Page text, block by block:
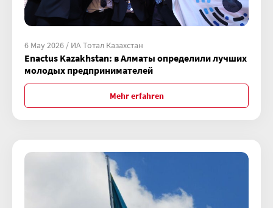
6 May 2026 / ИА Тотал Казахстан
Enactus Kazakhstan: в Алматы определили лучших
молодых предпринимателей
Mehr erfahren